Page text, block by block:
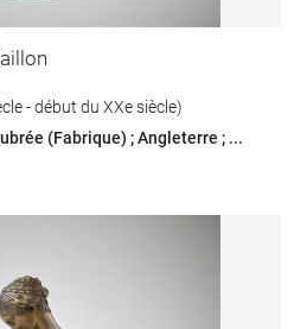
- début du XXe siècle)
Cumberworth, Charles ; Daubrée (Fabrique) ; Angleterre ; ...